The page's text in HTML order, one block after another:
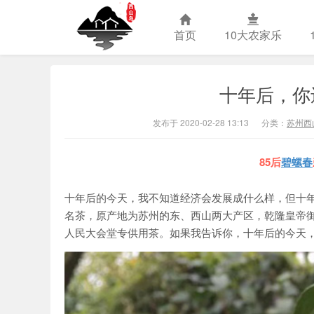
首页 10大农家乐
十年后，
发布于 2020-02-28 13:13 分类： 苏州西
85后碧螺春
十年后的今天，我不知道经济会发展成什么样，但
名茶，原产地为苏州的东、西山两大产区，乾隆皇
人民大会堂专供用茶。如果我告诉你，十年后的今